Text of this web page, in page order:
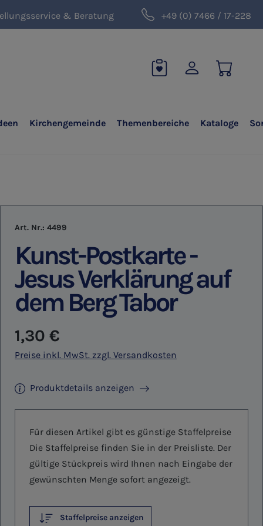
& Beratung +49 (0) 7466 / 17-228
Kirchengemeinde Themenbereiche Kataloge
Art. Nr.: 4499
Kunst-Postkarte -
Jesus Verklärung auf
dem Berg Tabor
Regulärer Preis:
1,30 €
Preise inkl. MwSt. zzgl. Versandkosten
Produktdetails anzeigen
Für diesen Artikel gibt es günstige Staffelpreise
Die Staffelpreise finden Sie in der Preisliste. Der
gültige Stückpreis wird Ihnen nach Eingabe der
gewünschten Menge sofort angezeigt.
Staffelpreise anzeigen